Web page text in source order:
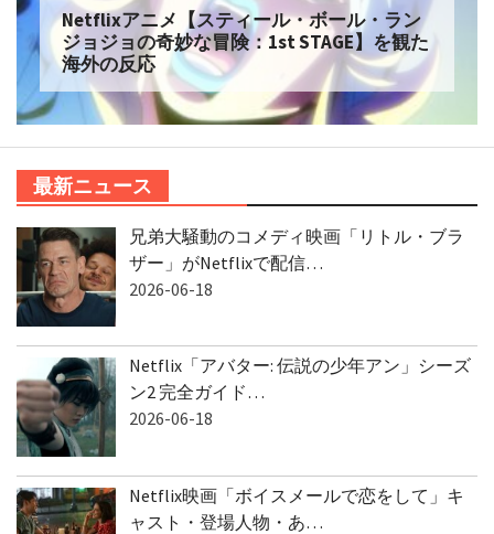
Netflixアニメ【スティール・ボール・ラン
ジョジョの奇妙な冒険：1st STAGE】を観た
海外の反応
最新ニュース
兄弟大騒動のコメディ映画「リトル・ブラ
ザー」がNetflixで配信…
2026-06-18
Netflix「アバター: 伝説の少年アン」シーズ
ン2 完全ガイド…
2026-06-18
Netflix映画「ボイスメールで恋をして」キ
ャスト・登場人物・あ…